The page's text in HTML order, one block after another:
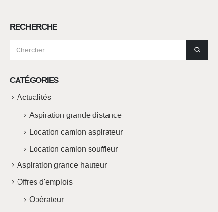
RECHERCHE
CATÉGORIES
Actualités
Aspiration grande distance
Location camion aspirateur
Location camion souffleur
Aspiration grande hauteur
Offres d'emplois
Opérateur